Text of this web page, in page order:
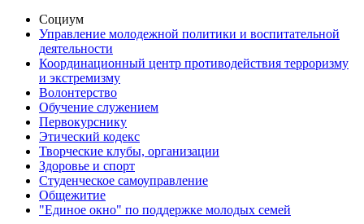
Социум
Управление молодежной политики и воспитательной
деятельности
Координационный центр противодействия терроризму
и экстремизму
Волонтерство
Обучение служением
Первокурснику
Этический кодекс
Творческие клубы, организации
Здоровье и спорт
Студенческое самоуправление
Общежитие
"Единое окно" по поддержке молодых семей